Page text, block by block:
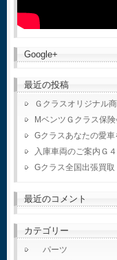
Google+
最近の投稿
Ｇクラスオリジナル
MベンツＧクラス保
Gクラスあなたの愛
入庫車両のご案内Ｇ
Gクラス全国出張買取
最近のコメント
カテゴリー
パーツ